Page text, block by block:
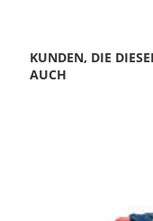
KUNDEN, DIE
AUCH